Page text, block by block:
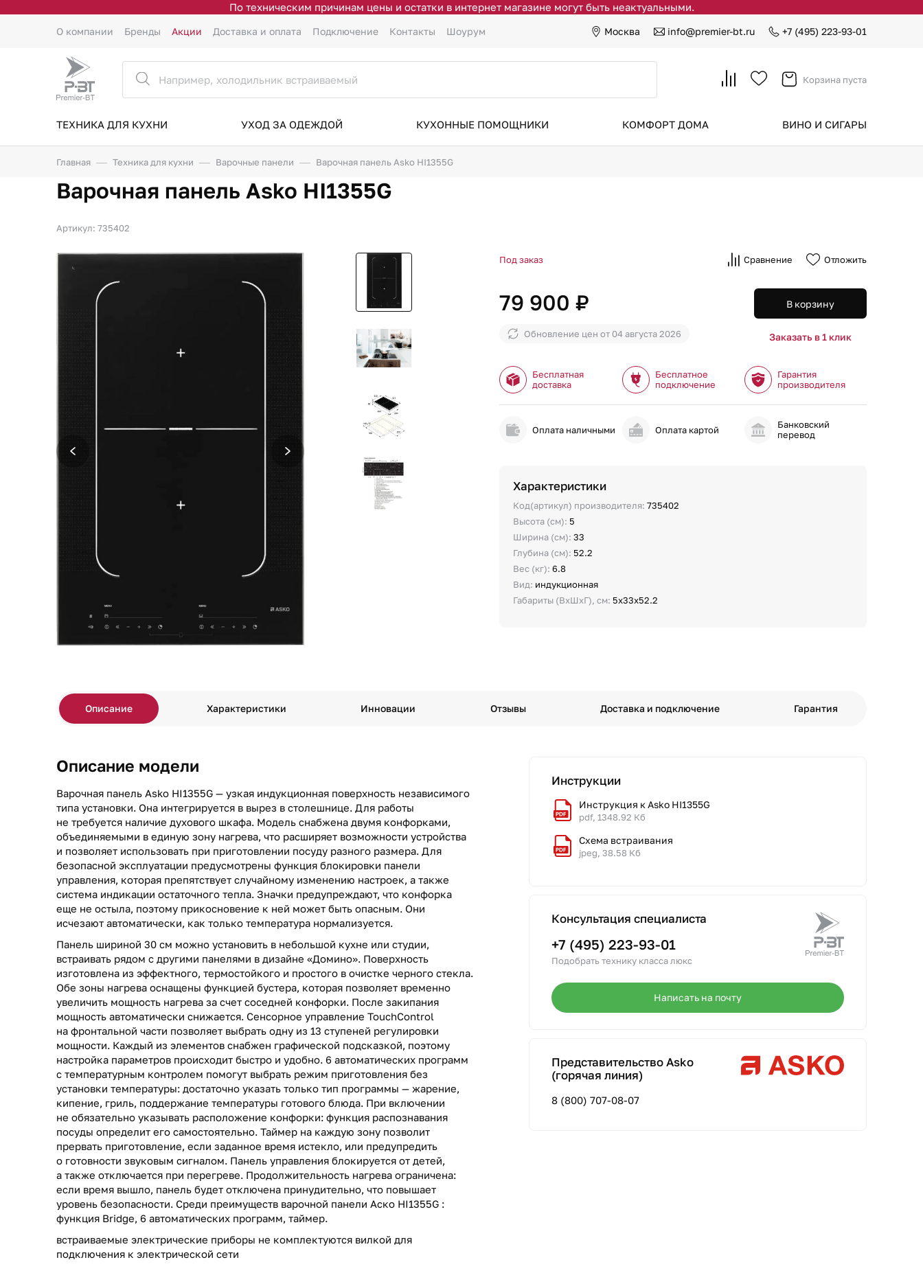
По техническим причинам цены и остатки в интернет магазине могут быть неактуальными.
О компании Бренды Акции Доставка и оплата Подключение Контакты Шоурум Москва info@premier-bt.ru +7 (495) 223-93-01
Корзина пуста
ТЕХНИКА ДЛЯ КУХНИ УХОД ЗА ОДЕЖДОЙ КУХОННЫЕ ПОМОЩНИКИ КОМФОРТ ДОМА ВИНО И СИГАРЫ
Главная Техника для кухни Варочные панели Варочная панель Asko HI1355G
Варочная панель Asko HI1355G
Артикул: 735402
Под заказ Сравнение Отложить
79 900 ₽
Обновление цен от 04 августа 2026
В корзину
Заказать в 1 клик
Бесплатная
доставка
Бесплатное
подключение
Гарантия
производителя
Оплата наличными Оплата картой
Банковский
перевод
Характеристики
Код(артикул) производителя:735402
Высота (см): 5
Ширина (см):33
Глубина (см): 52.2
Вес (кг):6.8
Вид: индукционная
Габариты (ВхШхГ), см: 5x33x52.2
Описание Характеристики Инновации Отзывы Доставка и подключение Гарантия
Описание модели
Варочная панель Asko HI1355G — узкая индукционная поверхность независимого
типа установки. Она интегрируется в вырез в столешнице. Для работы
не требуется наличие духового шкафа. Модель снабжена двумя конфорками,
объединяемыми в единую зону нагрева, что расширяет возможности устройства
и позволяет использовать при приготовлении посуду разного размера. Для
безопасной эксплуатации предусмотрены функция блокировки панели
управления, которая препятствует случайному изменению настроек, а также
система индикации остаточного тепла. Значки предупреждают, что конфорка
еще не остыла, поэтому прикосновение к ней может быть опасным. Они
исчезают автоматически, как только температура нормализуется.
Панель шириной 30 см можно установить в небольшой кухне или студии,
встраивать рядом с другими панелями в дизайне «Домино». Поверхность
изготовлена из эффектного, термостойкого и простого в очистке черного стекла.
Обе зоны нагрева оснащены функцией бустера, которая позволяет временно
увеличить мощность нагрева за счет соседней конфорки. После закипания
мощность автоматически снижается. Сенсорное управление TouchControl
на фронтальной части позволяет выбрать одну из 13 ступеней регулировки
мощности. Каждый из элементов снабжен графической подсказкой, поэтому
настройка параметров происходит быстро и удобно. 6 автоматических программ
c температурным контролем помогут выбрать режим приготовления без
установки температуры: достаточно указать только тип программы — жарение,
кипение, гриль, поддержание температуры готового блюда. При включении
не обязательно указывать расположение конфорки: функция распознавания
посуды определит его самостоятельно. Таймер на каждую зону позволит
прервать приготовление, если заданное время истекло, или предупредить
о готовности звуковым сигналом. Панель управления блокируется от детей,
а также отключается при перегреве. Продолжительность нагрева ограничена:
если время вышло, панель будет отключена принудительно, что повышает
уровень безопасности. Среди преимуществ варочной панели Аско HI1355G :
функция Bridge, 6 автоматических программ, таймер.
встраиваемые электрические приборы не комплектуются вилкой для
подключения к электрической сети
Инструкции
Инструкция к Asko HI1355G
pdf, 1348.92 Кб
Схема встраивания
jpeg, 38.58 Кб
Консультация специалиста
+7 (495) 223-93-01
Подобрать технику класса люкс
Написать на почту
Представительство Asko
(горячая линия)
8 (800) 707-08-07